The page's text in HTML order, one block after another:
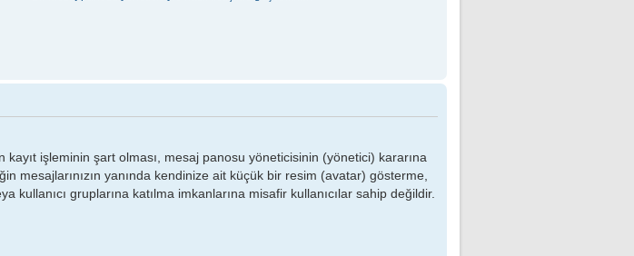
işleminin şart olması, mesaj panosu yöneticisinin (yönetici) kararına
mesajlarınızın yanında kendinize ait küçük bir resim (avatar) gösterme,
kullanıcı gruplarına katılma imkanlarına misafir kullanıcılar sahip değildir.